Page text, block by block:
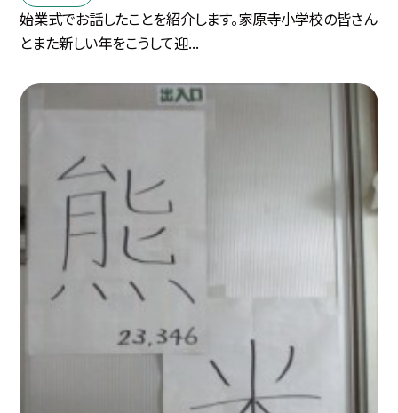
始業式でお話したことを紹介します。家原寺小学校の皆さん
とまた新しい年をこうして迎...